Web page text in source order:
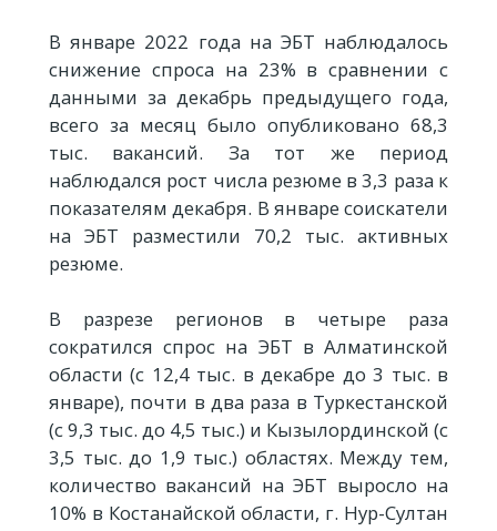
В январе 2022 года на ЭБТ наблюдалось
снижение спроса на 23% в сравнении с
данными за декабрь предыдущего года,
всего за месяц было опубликовано 68,3
тыс. вакансий. За тот же период
наблюдался рост числа резюме в 3,3 раза к
показателям декабря. В январе соискатели
на ЭБТ разместили 70,2 тыс. активных
резюме.
В разрезе регионов в четыре раза
сократился спрос на ЭБТ в Алматинской
области (с 12,4 тыс. в декабре до 3 тыс. в
январе), почти в два раза в Туркестанской
(с 9,3 тыс. до 4,5 тыс.) и Кызылординской (с
3,5 тыс. до 1,9 тыс.) областях. Между тем,
количество вакансий на ЭБТ выросло на
10% в Костанайской области, г. Нур-Султан